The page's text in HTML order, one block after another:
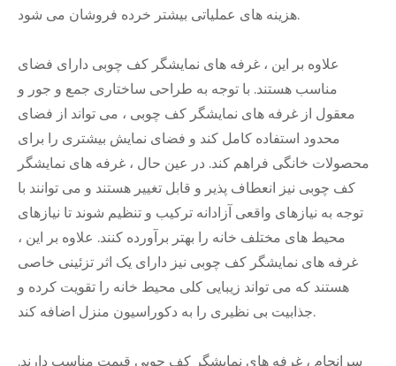
هزینه های عملیاتی بیشتر خرده فروشان می شود.
علاوه بر این ، غرفه های نمایشگر کف چوبی دارای فضای
مناسب هستند. با توجه به طراحی ساختاری جمع و جور و
معقول از غرفه های نمایشگر کف چوبی ، می تواند از فضای
محدود استفاده کامل کند و فضای نمایش بیشتری را برای
محصولات خانگی فراهم کند. در عین حال ، غرفه های نمایشگر
کف چوبی نیز انعطاف پذیر و قابل تغییر هستند و می توانند با
توجه به نیازهای واقعی آزادانه ترکیب و تنظیم شوند تا نیازهای
محیط های مختلف خانه را بهتر برآورده کنند. علاوه بر این ،
غرفه های نمایشگر کف چوبی نیز دارای یک اثر تزئینی خاصی
هستند که می تواند زیبایی کلی محیط خانه را تقویت کرده و
جذابیت بی نظیری را به دکوراسیون منزل اضافه کند.
سرانجام ، غرفه های نمایشگر کف چوبی قیمت مناسب دارند.